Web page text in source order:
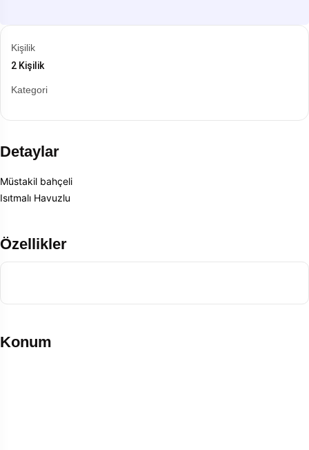
Kişilik
2 Kişilik
Kategori
Detaylar
Müstakil bahçeli
Isıtmalı Havuzlu
Özellikler
Konum